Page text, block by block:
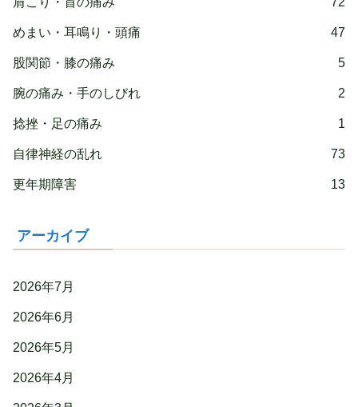
めまい・耳鳴り・頭痛 47
股関節・膝の痛み 5
腕の痛み・手のしびれ 2
捻挫・足の痛み 1
自律神経の乱れ 73
更年期障害 13
アーカイブ
2026年7月
2026年6月
2026年5月
2026年4月